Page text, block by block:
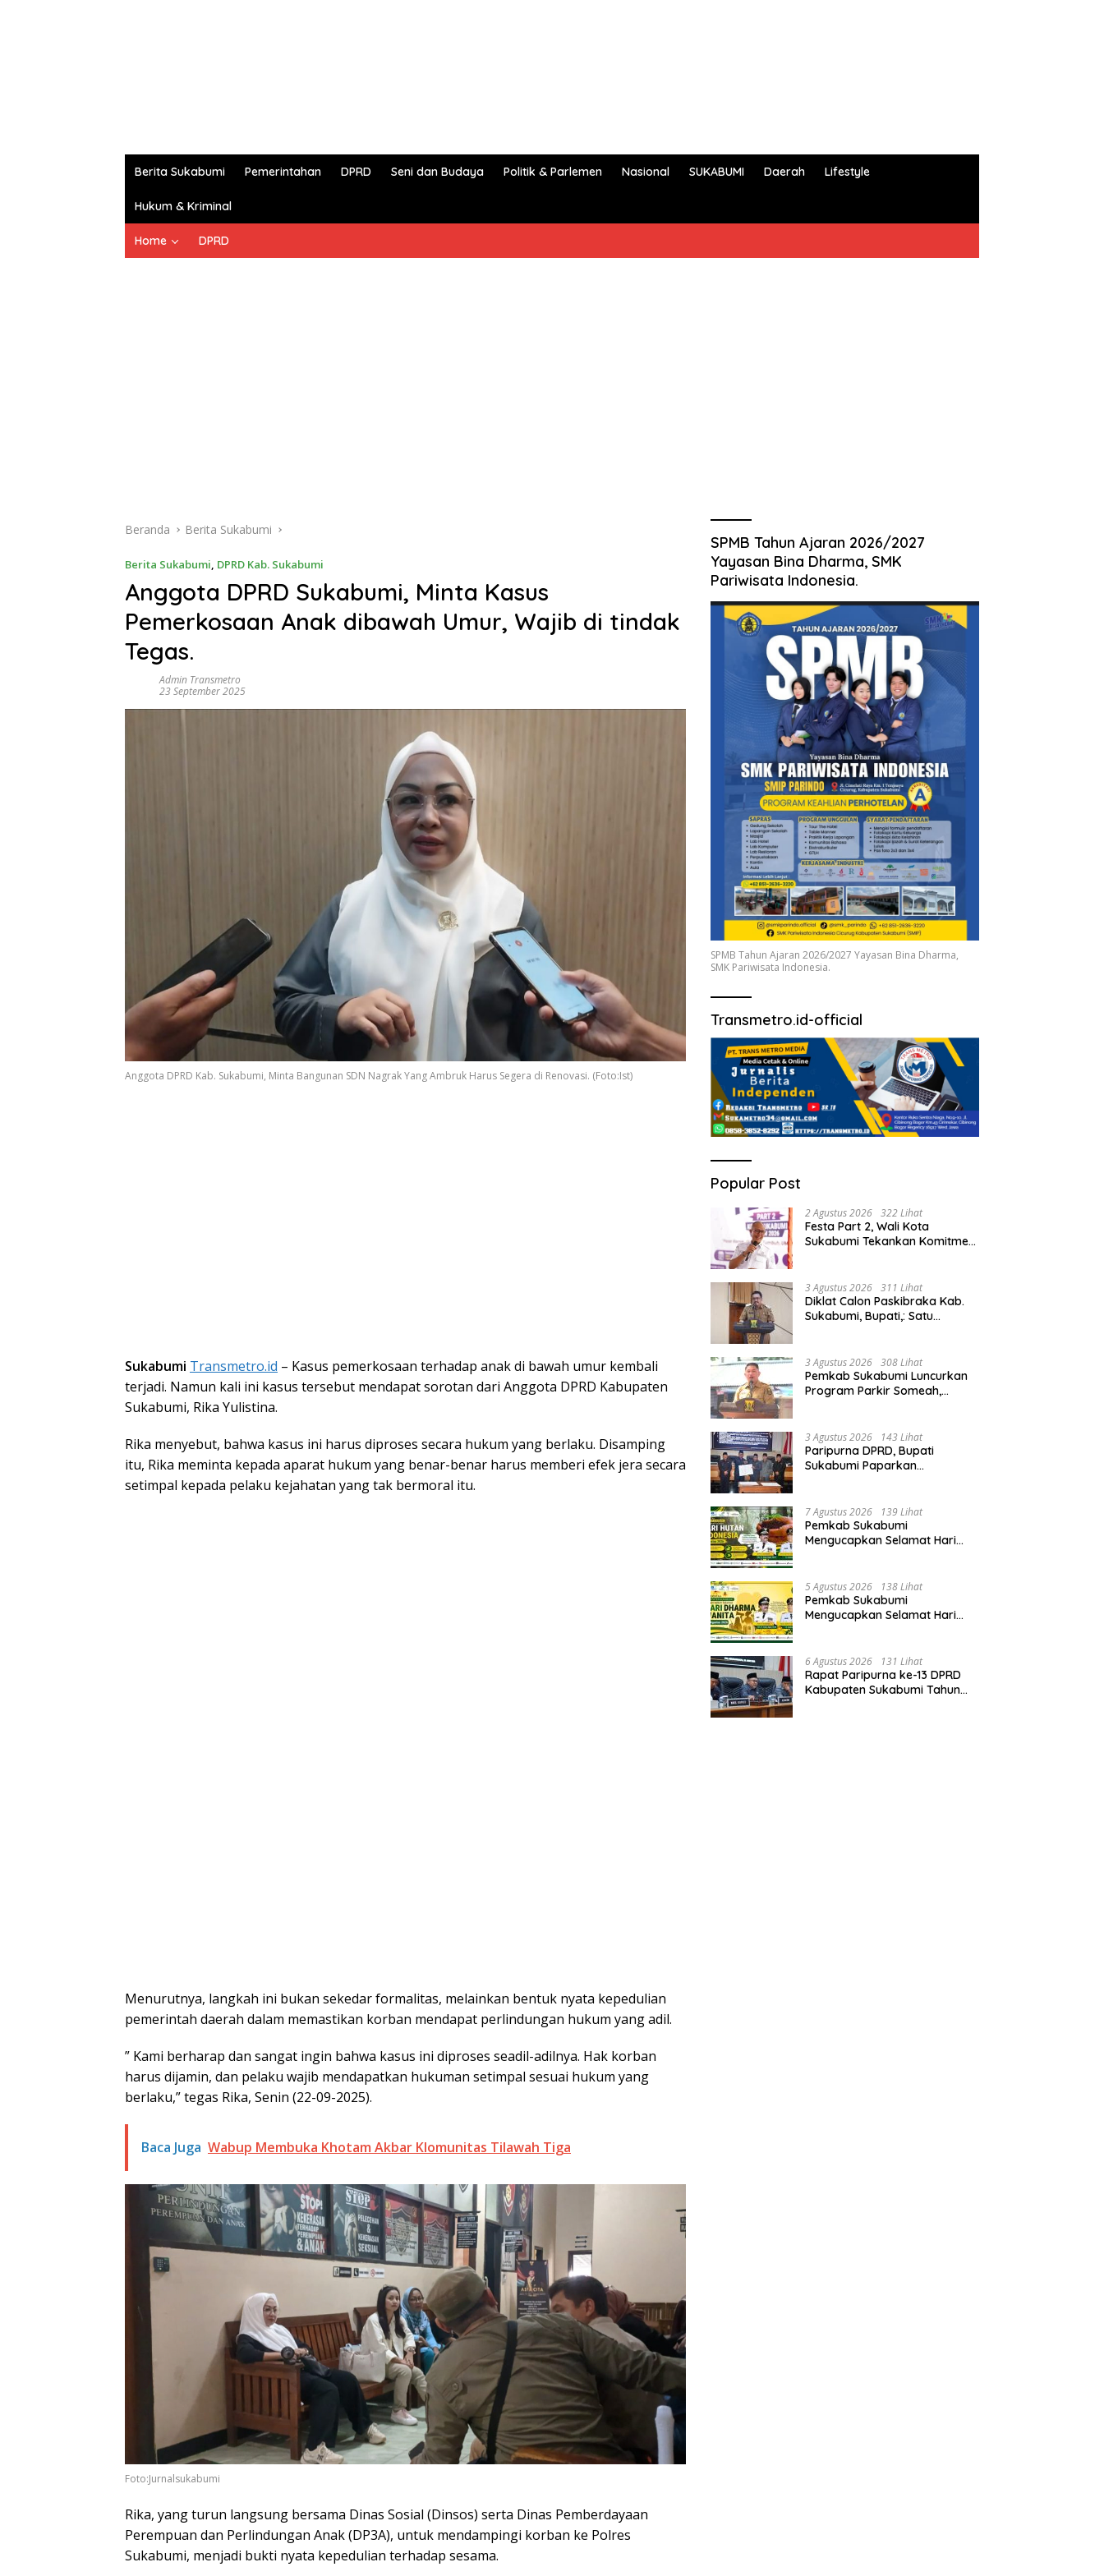
Berita Sukabumi Pemerintahan DPRD Seni dan Budaya Politik & Parlemen Nasional SUKABUMI Daerah Lifestyle
Hukum & Kriminal
Home DPRD
Beranda Berita Sukabumi
Berita Sukabumi, DPRD Kab. Sukabumi
Anggota DPRD Sukabumi, Minta Kasus
Pemerkosaan Anak dibawah Umur, Wajib di tindak
Tegas.
Admin Transmetro
23 September 2025
Anggota DPRD Kab. Sukabumi, Minta Bangunan SDN Nagrak Yang Ambruk Harus Segera di Renovasi. (Foto:Ist)
Sukabumi Transmetro.id – Kasus pemerkosaan terhadap anak di bawah umur kembali
terjadi. Namun kali ini kasus tersebut mendapat sorotan dari Anggota DPRD Kabupaten
Sukabumi, Rika Yulistina.
Rika menyebut, bahwa kasus ini harus diproses secara hukum yang berlaku. Disamping
itu, Rika meminta kepada aparat hukum yang benar-benar harus memberi efek jera secara
setimpal kepada pelaku kejahatan yang tak bermoral itu.
Menurutnya, langkah ini bukan sekedar formalitas, melainkan bentuk nyata kepedulian
pemerintah daerah dalam memastikan korban mendapat perlindungan hukum yang adil.
” Kami berharap dan sangat ingin bahwa kasus ini diproses seadil-adilnya. Hak korban
harus dijamin, dan pelaku wajib mendapatkan hukuman setimpal sesuai hukum yang
berlaku,” tegas Rika, Senin (22-09-2025).
Baca Juga Wabup Membuka Khotam Akbar Klomunitas Tilawah Tiga
Foto:Jurnalsukabumi
Rika, yang turun langsung bersama Dinas Sosial (Dinsos) serta Dinas Pemberdayaan
Perempuan dan Perlindungan Anak (DP3A), untuk mendampingi korban ke Polres
Sukabumi, menjadi bukti nyata kepedulian terhadap sesama.
SPMB Tahun Ajaran 2026/2027
Yayasan Bina Dharma, SMK
Pariwisata Indonesia.
SPMB Tahun Ajaran 2026/2027 Yayasan Bina Dharma,
SMK Pariwisata Indonesia.
Transmetro.id-official
Popular Post
2 Agustus 2026 322 Lihat
Festa Part 2, Wali Kota
Sukabumi Tekankan Komitmen
3 Agustus 2026 311 Lihat
Diklat Calon Paskibraka Kab.
Sukabumi, Bupati,: Satu
3 Agustus 2026 308 Lihat
Pemkab Sukabumi Luncurkan
Program Parkir Someah,
Wisata.
3 Agustus 2026 143 Lihat
Paripurna DPRD, Bupati
Sukabumi Paparkan
7 Agustus 2026 139 Lihat
Pemkab Sukabumi
Mengucapkan Selamat Hari
5 Agustus 2026 138 Lihat
Pemkab Sukabumi
Mengucapkan Selamat Hari
6 Agustus 2026 131 Lihat
Rapat Paripurna ke-13 DPRD
Kabupaten Sukabumi Tahun